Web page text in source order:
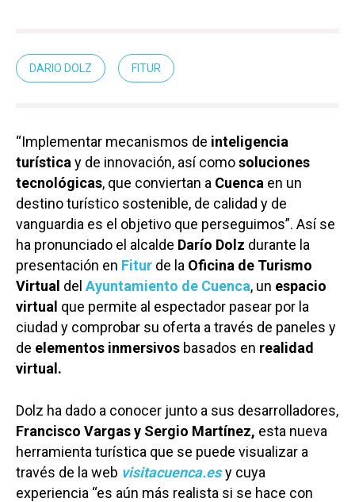
DARIO DOLZ FITUR
“Implementar mecanismos de inteligencia
turística y de innovación, así comosoluciones
tecnológicas, que conviertan a Cuenca en un
destino turístico sostenible, de calidad y de
vanguardia es el objetivo que perseguimos”. Así se
ha pronunciado el alcalde Darío Dolz durante la
presentación en Fitur de la Oficina de Turismo
Virtual del Ayuntamiento de Cuenca, un espacio
virtual que permite al espectador pasear por la
ciudad y comprobar su oferta a través de paneles y
de elementos inmersivos basados en realidad
virtual.
Dolz ha dado a conocer junto a sus desarrolladores,
Francisco Vargas y Sergio Martínez, esta nueva
herramienta turística que se puede visualizar a
través de la web visitacuenca.es y cuya
experiencia “es aún más realista si se hace con